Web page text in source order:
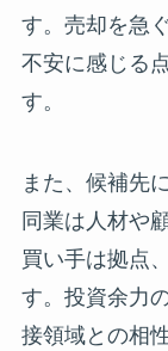
す。売却を急
不安に感じる
す。
また、候補先
同業は人材や
買い手は拠点
す。投資余力
接領域との相